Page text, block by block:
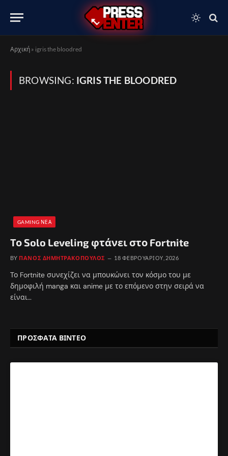
Αρχική » igris the bloodred
BROWSING: IGRIS THE BLOODRED
GAMING ΝΈΑ
Το Solo Leveling φτάνει στο Fortnite
BY ΠΆΝΟΣ ΔΗΜΗΤΡΑΚΌΠΟΥΛΟΣ 18 ΦΕΒΡΟΥΑΡΊΟΥ, 2026
Το Fortnite συνεχίζει να μπουκώνει τον κόσμο του με
δημοφιλή manga και anime με το επόμενο στην σειρά να
είναι…
ΠΡΟΣΦΑΤΑ ΒΙΝΤΕΟ